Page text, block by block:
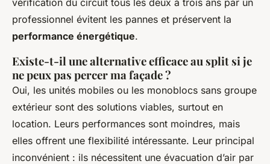
professionnel évitent les pannes et préservent la
performance énergétique.
Existe-t-il une alternative efficace au split si je
ne peux pas percer ma façade ?
Oui, les unités mobiles ou les monoblocs sans groupe
extérieur sont des solutions viables, surtout en
location. Leurs performances sont moindres, mais
elles offrent une flexibilité intéressante. Leur principal
inconvénient : ils nécessitent une évacuation d’air par